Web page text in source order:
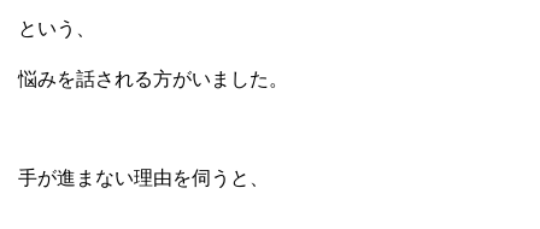
という、
悩みを話される方がいました。
手が進まない理由を伺うと、